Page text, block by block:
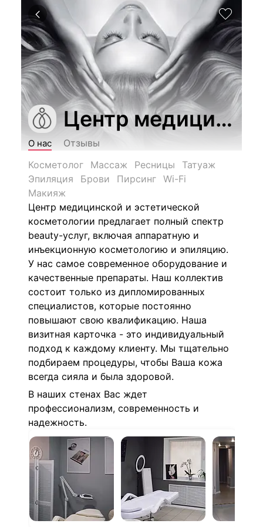
Центр
О нас
Отзывы
Косметолог
Массаж Ресницы
Татуаж
Эпиляция
Брови Пирсинг Wi-Fi
Макияж
Центр медицинской и эстетической
косметологии предлагает полный спектр
beauty-услуг, включая аппаратную и
инъекционную косметологию и эпиляцию.
У нас самое современное оборудование и
качественные препараты. Наш коллектив
состоит только из дипломированных
специалистов, которые постоянно
повышают свою квалификацию. Наша
визитная карточка - это индивидуальный
подход к каждому клиенту. Мы тщательно
подбираем процедуры, чтобы Ваша кожа
всегда сияла и была здоровой.
В наших стенах Вас ждет
профессионализм, современность и
надежность.